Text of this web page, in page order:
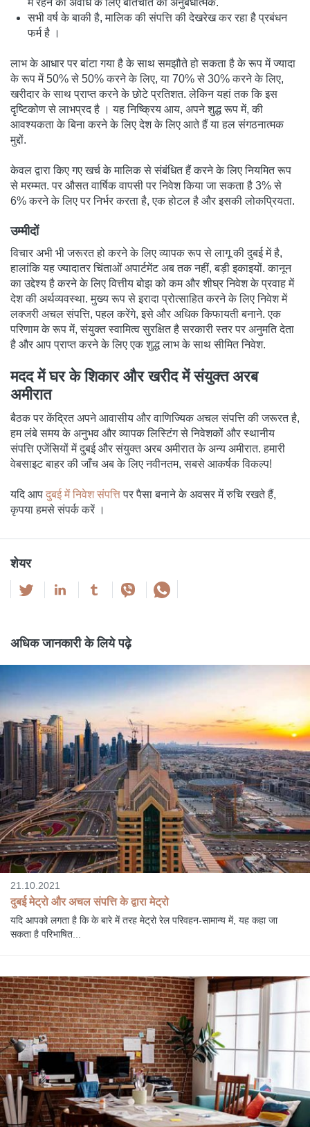
में रहने की अवधि के लिए बातचीत की अनुबंधात्मक.
सभी वर्ष के बाकी है, मालिक की संपत्ति की देखरेख कर रहा है प्रबंधन
फर्म है ।
लाभ के आधार पर बांटा गया है के साथ समझौते हो सकता है के रूप में ज्यादा
के रूप में 50% से 50% करने के लिए, या 70% से 30% करने के लिए,
खरीदार के साथ प्राप्त करने के छोटे प्रतिशत. लेकिन यहां तक कि इस
दृष्टिकोण से लाभप्रद है । यह निष्क्रिय आय, अपने शुद्ध रूप में, की
आवश्यकता के बिना करने के लिए देश के लिए आते हैं या हल संगठनात्मक
मुद्दों.
केवल द्वारा किए गए खर्च के मालिक से संबंधित हैं करने के लिए नियमित रूप
से मरम्मत. पर औसत वार्षिक वापसी पर निवेश किया जा सकता है 3% से
6% करने के लिए पर निर्भर करता है, एक होटल है और इसकी लोकप्रियता.
उम्मीदों
विचार अभी भी जरूरत हो करने के लिए व्यापक रूप से लागू की दुबई में है,
हालांकि यह ज्यादातर चिंताओं अपार्टमेंट अब तक नहीं, बड़ी इकाइयों. कानून
का उद्देश्य है करने के लिए वित्तीय बोझ को कम और शीघ्र निवेश के प्रवाह में
देश की अर्थव्यवस्था. मुख्य रूप से इरादा प्रोत्साहित करने के लिए निवेश में
लक्जरी अचल संपत्ति, पहल करेंगे, इसे और अधिक किफायती बनाने. एक
परिणाम के रूप में, संयुक्त स्वामित्व सुरक्षित है सरकारी स्तर पर अनुमति देता
है और आप प्राप्त करने के लिए एक शुद्ध लाभ के साथ सीमित निवेश.
मदद में घर के शिकार और खरीद में संयुक्त अरब
अमीरात
बैठक पर केंद्रित अपने आवासीय और वाणिज्यिक अचल संपत्ति की जरूरत है,
हम लंबे समय के अनुभव और व्यापक लिस्टिंग से निवेशकों और स्थानीय
संपत्ति एजेंसियों में दुबई और संयुक्त अरब अमीरात के अन्य अमीरात. हमारी
वेबसाइट बाहर की जाँच अब के लिए नवीनतम, सबसे आकर्षक विकल्प!
यदि आप दुबई में निवेश संपत्तिपर पैसा बनाने के अवसर में रुचि रखते हैं,
कृपया हमसे संपर्क करें ।
शेयर
अधिक जानकारी के लिये पढ़े
21.10.2021
दुबई मेट्रो और अचल संपत्ति के द्वारा मेट्रो
यदि आपको लगता है कि के बारे में तरह मेट्रो रेल परिवहन-सामान्य में, यह कहा जा
सकता है परिभाषित...